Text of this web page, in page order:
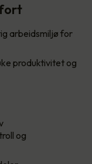
arbeidsmiljø for
produktivitet og
og